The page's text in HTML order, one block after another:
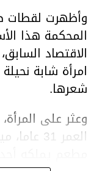
وأظهرت لقطات
المحكمة هذا
الاقتصاد
امرأة شابة
شعرها.
وعثر على
العمر